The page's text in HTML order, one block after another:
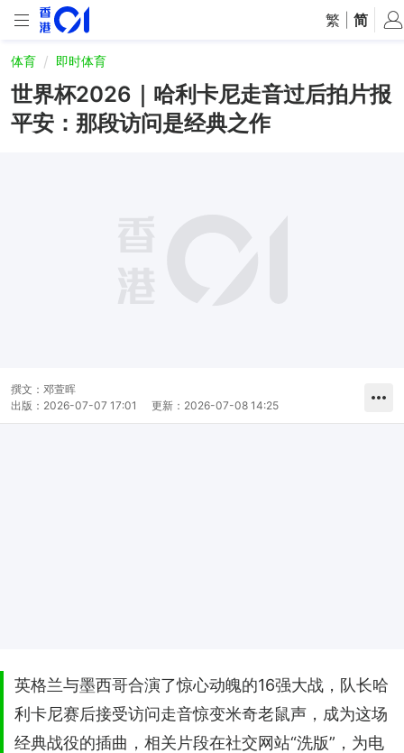
繁 简
体育 即时体育
世界杯2026｜哈利卡尼走音过后拍片报
平安：那段访问是经典之作
撰文： 邓萱晖
出版： 2026-07-07 17:01 更新： 2026-07-08 14:25
英格兰与墨西哥合演了惊心动魄的16强大战，队长哈
利卡尼赛后接受访问走音惊变米奇老鼠声，成为这场
经典战役的插曲，相关片段在社交网站“洗版”，为电